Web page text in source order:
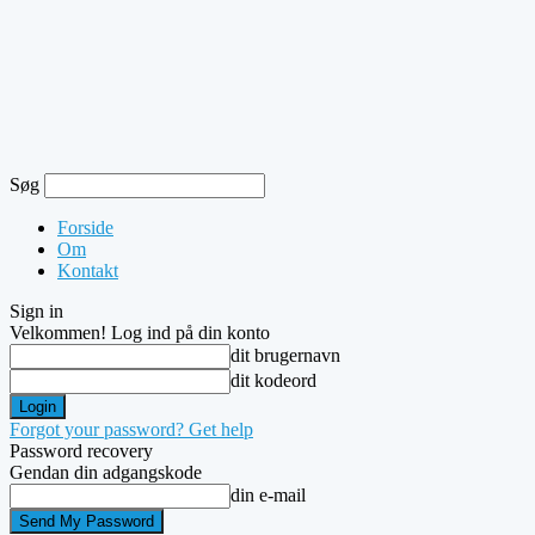
Søg
Forside
Om
Kontakt
Sign in
Velkommen! Log ind på din konto
dit brugernavn
dit kodeord
Forgot your password? Get help
Password recovery
Gendan din adgangskode
din e-mail